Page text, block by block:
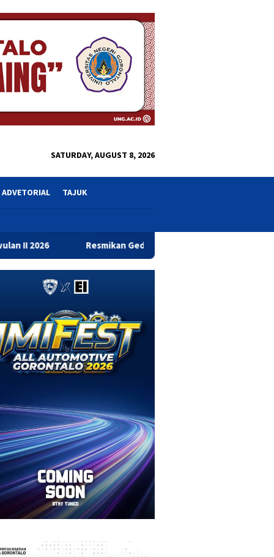
SATURDAY, AUGUST 8, 2026
ADVETORIAL TAJUK
Gedung Baru Bahrul Ulum, Wagub Idah Dorong